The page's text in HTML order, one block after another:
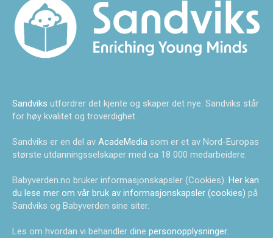
Sandviks utfordrer det kjente og skaper det nye. Sandviks står
for høy kvalitet og troverdighet.
Sandviks er en del av AcadeMedia som er et av Nord-Europas
største utdanningsselskaper med ca 18 000 medarbeidere.
Babyverden.no bruker informasjonskapsler (Cookies). Her kan
du lese mer om vår bruk av informasjonskapsler (cookies) på
Sandviks og Babyverden sine siter.
Les om hvordan vi behandler dine personopplysninger.